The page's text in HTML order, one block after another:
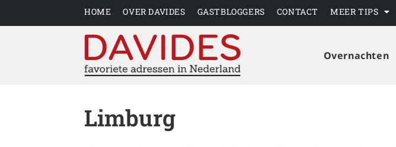
HOME OVER DAVIDES GASTBLOGGERS CONTACT MEER TIPS
Overnachten
Limburg